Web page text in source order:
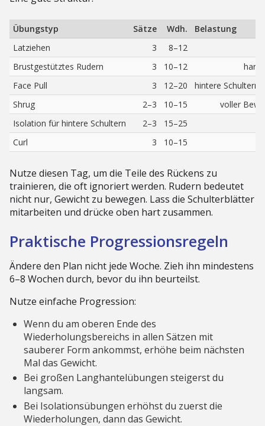
Übungstyp Sätze Wdh.
Belastung
Latziehen
3
8–12
Brustgestütztes Rudern
3 10–12
Face Pull
3 12–20
hintere Schultern
Shrug
2–3 10–15
voller
Isolation für hintere Schultern
2–3
15–25
Curl
3 10–15
Nutze diesen Tag, um die Teile des Rückens zu
trainieren, die oft ignoriert werden. Rudern bedeutet
nicht nur, Gewicht zu bewegen. Lass die Schulterblätter
mitarbeiten und drücke oben hart zusammen.
Praktische Progressionsregeln
Ändere den Plan nicht jede Woche. Zieh ihn mindestens
6–8 Wochen durch, bevor du ihn beurteilst.
Nutze einfache Progression:
Wenn du am oberen Ende des
Wiederholungsbereichs in allen Sätzen mit
sauberer Form ankommst, erhöhe beim nächsten
Mal das Gewicht.
Bei großen Langhantelübungen steigerst du
langsam.
Bei Isolationsübungen erhöhst du zuerst die
Wiederholungen, dann das Gewicht.